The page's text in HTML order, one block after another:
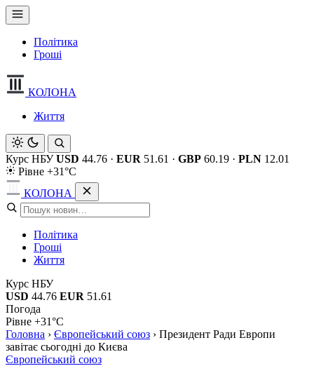
Політика
Гроші
КОЛОНА
Життя
Курс НБУ USD 44.76 · EUR 51.61 · GBP 60.19 · PLN 12.01
Рівне +31°C
КОЛОНА
Політика
Гроші
Життя
Курс НБУ
USD 44.76 EUR 51.61
Погода
Рівне +31°C
Головна › Європейський союз › Президент Ради Европи
завітає сьогодні до Києва
Європейський союз